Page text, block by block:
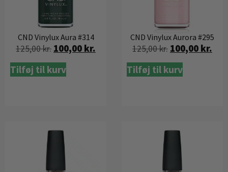
CND Vinylux Aura #314
125,00kr. 100,00 kr.
Tilføj til kurv
CND Vinylux Aurora #295
125,00kr. 100,00 kr.
Tilføj til kurv